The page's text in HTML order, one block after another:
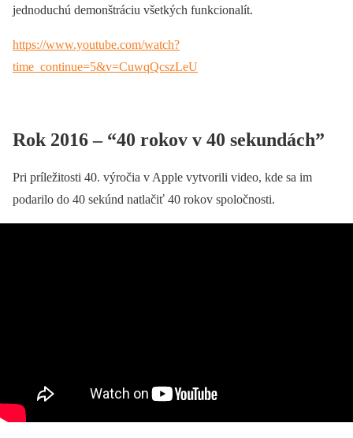
jednoduchú demonštráciu všetkých funkcionalít.
https://www.youtube.com/watch?
time_continue=5&v=CuwqQcszLeU
Rok 2016 – “40 rokov v 40 sekundách”
Pri príležitosti 40. výročia v Apple vytvorili video, kde sa im
podarilo do 40 sekúnd natlačiť 40 rokov spoločnosti.